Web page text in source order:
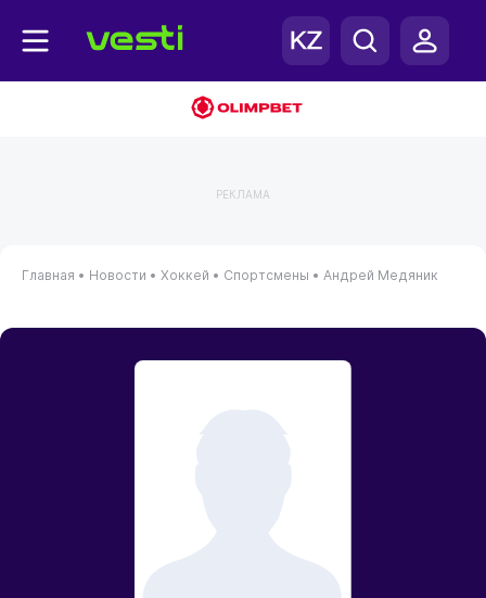
РЕКЛАМА
Главная • Новости • Хоккей • Спортсмены • Андрей Медяник